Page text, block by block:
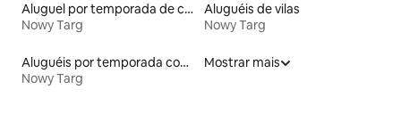
Aluguel por temporada de casas de hóspedes
Nowy Targ
Aluguéis de vilas
Nowy Targ
Aluguéis por temporada com sauna
Nowy Targ
Mostrar mais